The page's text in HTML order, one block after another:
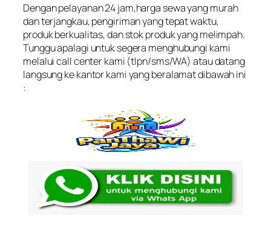
Dengan pelayanan 24 jam,harga sewa yang murah
dan terjangkau, pengiriman yang tepat waktu,
produk berkualitas, dan stok produk yang melimpah.
Tunggu apalagi untuk segera menghubungi kami
melalui call center kami (tlpn/sms/WA) atau datang
langsung ke kantor kami yang beralamat dibawah ini
: